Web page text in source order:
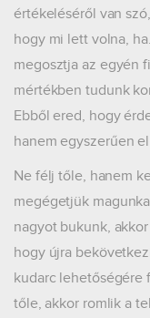
értékeléséről van
hogy mi lett volna,
megosztja az egyén
mértékben tudunk
Ebből ered, hogy
hanem egyszerűen
Ne félj tőle, hanem
megégetjük
nagyot bukunk,
hogy újra
kudarc lehetőségére
tőle, akkor romlik a